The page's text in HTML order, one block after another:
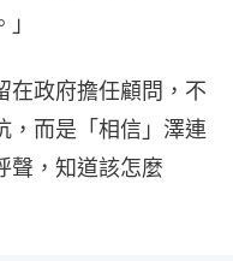
在政府擔任顧問，不
，而是「相信」澤連
聲，知道該怎麼